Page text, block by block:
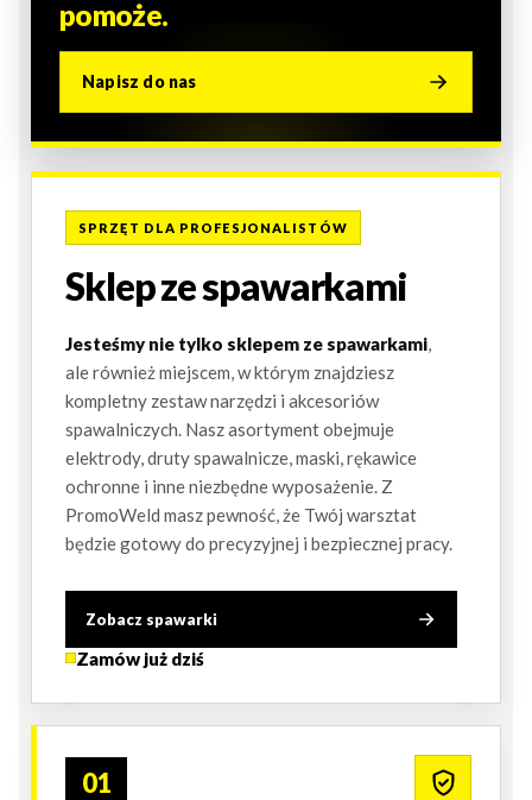
pomoże.
Napisz do nas
SPRZĘT DLA PROFESJONALISTÓW
Sklep ze spawarkami
Jesteśmy nie tylko sklepem ze spawarkami,
ale również miejscem, w którym znajdziesz
kompletny zestaw narzędzi i akcesoriów
spawalniczych. Nasz asortyment obejmuje
elektrody, druty spawalnicze, maski, rękawice
ochronne i inne niezbędne wyposażenie. Z
PromoWeld masz pewność, że Twój warsztat
będzie gotowy do precyzyjnej i bezpiecznej pracy.
Zobacz spawarki
Zamów już dziś
01